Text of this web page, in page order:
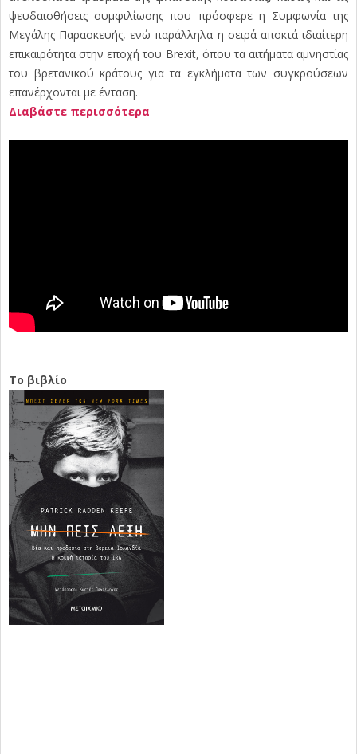
ψευδαισθήσεις συμφιλίωσης που πρόσφερε η Συμφωνία της
Μεγάλης Παρασκευής, ενώ παράλληλα η σειρά αποκτά ιδιαίτερη
επικαιρότητα στην εποχή του Brexit, όπου τα αιτήματα αμνηστίας
του βρετανικού κράτους για τα εγκλήματα των συγκρούσεων
επανέρχονται με ένταση.
Διαβάστε περισσότερα
Το βιβλίο